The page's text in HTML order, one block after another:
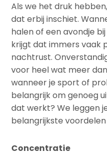
Als we het druk
dat erbij inschiet.
halen of een avondje
krijgt dat immers vaak
nachtrust.
voor heel wat meer
wanneer je sport of
belangrijk om genoeg
dat werkt? We leggen
belangrijkste voordelen
Concentratie